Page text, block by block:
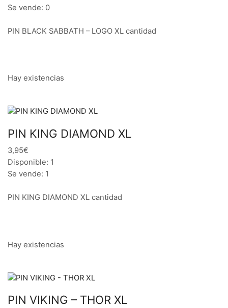
Se vende: 0
PIN BLACK SABBATH – LOGO XL cantidad
Hay existencias
PIN KING DIAMOND XL
3,95€
Disponible: 1
Se vende: 1
PIN KING DIAMOND XL cantidad
Hay existencias
PIN VIKING – THOR XL